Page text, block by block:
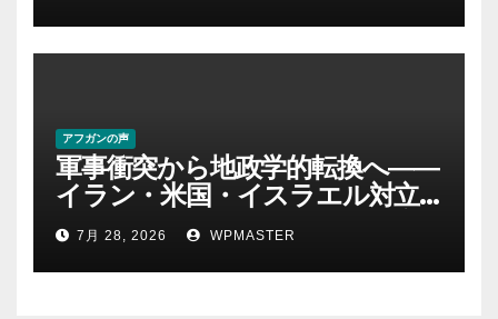
アフガンの声
軍事衝突から地政学的転換へ――
イラン・米国・イスラエル対立
後の中東 権力、抵抗、世界秩序
を問い直す-第２部
7月 28, 2026 WPMASTER